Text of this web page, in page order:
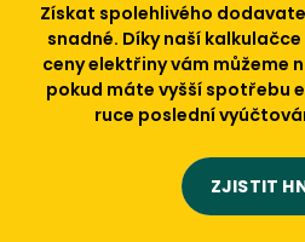
Získat spolehlivého
snadné. Díky naší
ceny elektřiny vám můžeme
pokud máte vyšší spotřebu
ruce poslední
ZJISTIT